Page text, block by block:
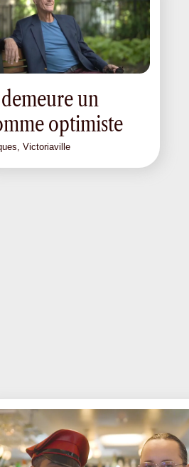
demeure un
optimiste
Victoriaville